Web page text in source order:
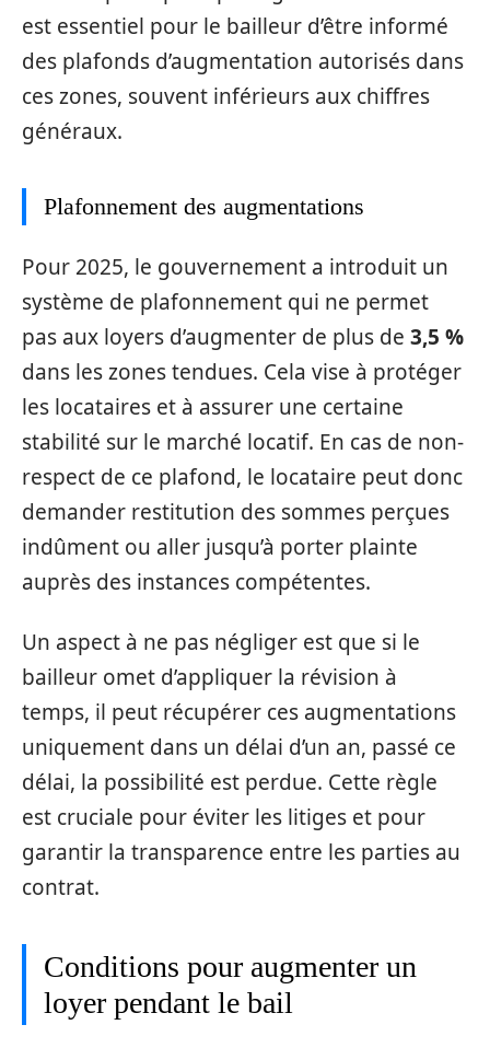
est essentiel pour le bailleur d’être informé
des plafonds d’augmentation autorisés dans
ces zones, souvent inférieurs aux chiffres
généraux.
Plafonnement des augmentations
Pour 2025, le gouvernement a introduit un
système de plafonnement qui ne permet
pas aux loyers d’augmenter de plus de 3,5 %
dans les zones tendues. Cela vise à protéger
les locataires et à assurer une certaine
stabilité sur le marché locatif. En cas de non-
respect de ce plafond, le locataire peut donc
demander restitution des sommes perçues
indûment ou aller jusqu’à porter plainte
auprès des instances compétentes.
Un aspect à ne pas négliger est que si le
bailleur omet d’appliquer la révision à
temps, il peut récupérer ces augmentations
uniquement dans un délai d’un an, passé ce
délai, la possibilité est perdue. Cette règle
est cruciale pour éviter les litiges et pour
garantir la transparence entre les parties au
contrat.
Conditions pour augmenter un
loyer pendant le bail